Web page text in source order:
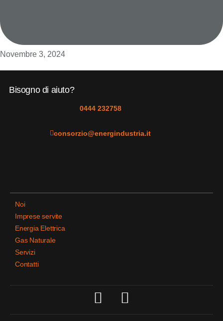
Novembre 3, 2024
Bisogno di aiuto?
0444 232758
consorzio@energindustria.it
Noi
Imprese servite
Energia Elettrica
Gas Naturale
Servizi
Contatti